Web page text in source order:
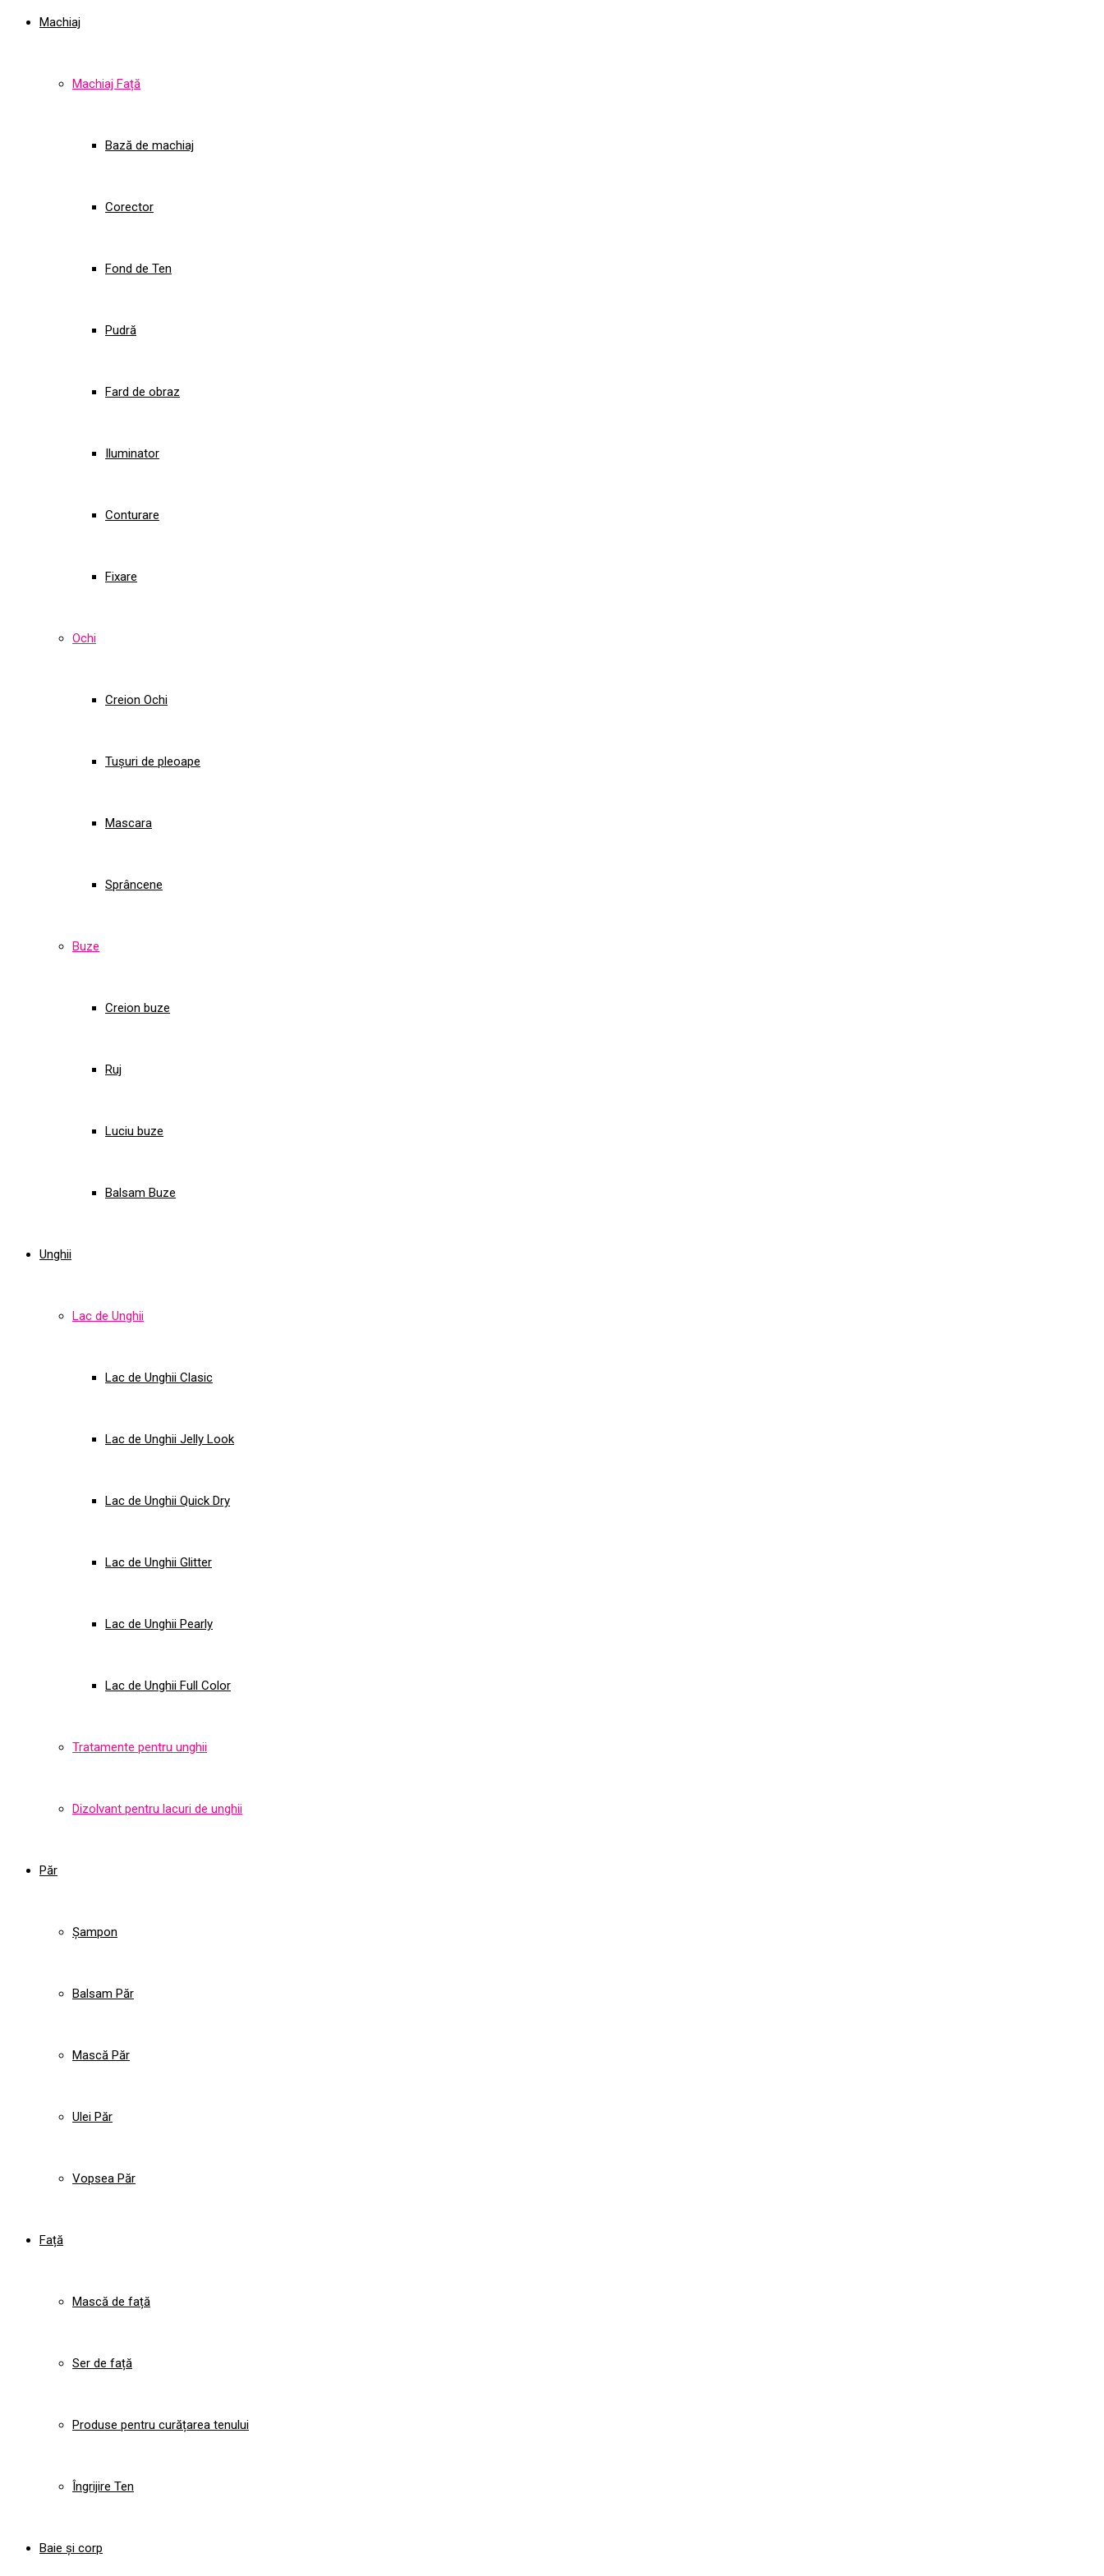
Machiaj
Machiaj Față
Bază de machiaj
Corector
Fond de Ten
Pudră
Fard de obraz
Iluminator
Conturare
Fixare
Ochi
Creion Ochi
Tușuri de pleoape
Mascara
Sprâncene
Buze
Creion buze
Ruj
Luciu buze
Balsam Buze
Unghii
Lac de Unghii
Lac de Unghii Clasic
Lac de Unghii Jelly Look
Lac de Unghii Quick Dry
Lac de Unghii Glitter
Lac de Unghii Pearly
Lac de Unghii Full Color
Tratamente pentru unghii
Dizolvant pentru lacuri de unghii
Păr
Șampon
Balsam Păr
Mască Păr
Ulei Păr
Vopsea Păr
Față
Mască de față
Ser de față
Produse pentru curățarea tenului
Îngrijire Ten
Baie și corp